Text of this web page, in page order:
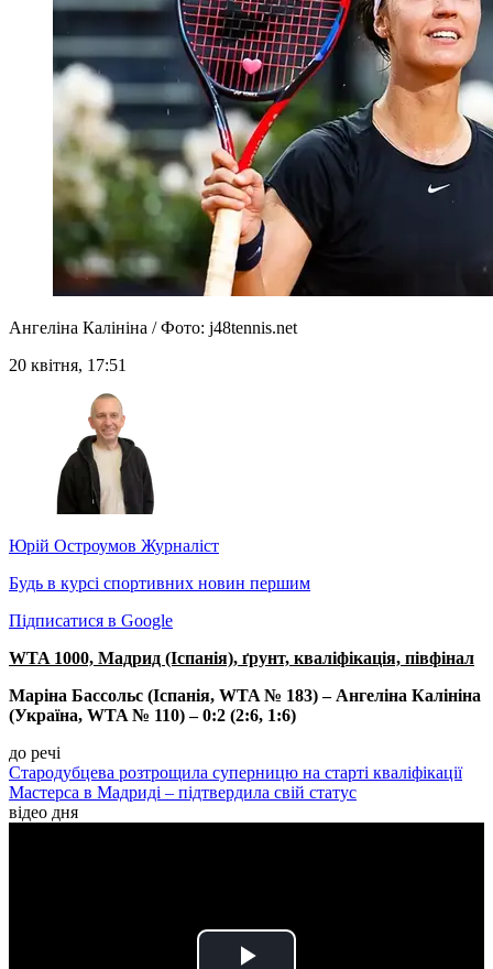
Ангеліна Калініна / Фото: j48tennis.net
20 квітня, 17:51
Юрій Остроумов Журналіст
Будь в курсі спортивних новин першим
Підписатися в Google
WTA 1000, Мадрид (Іспанія), ґрунт, кваліфікація, півфінал
Маріна Бассольс (Іспанія, WTA № 183) – Ангеліна Калініна
(Україна, WTA № 110) – 0:2 (2:6, 1:6)
до речі
Стародубцева розтрощила суперницю на старті кваліфікації
Мастерса в Мадриді – підтвердила свій статус
відео дня